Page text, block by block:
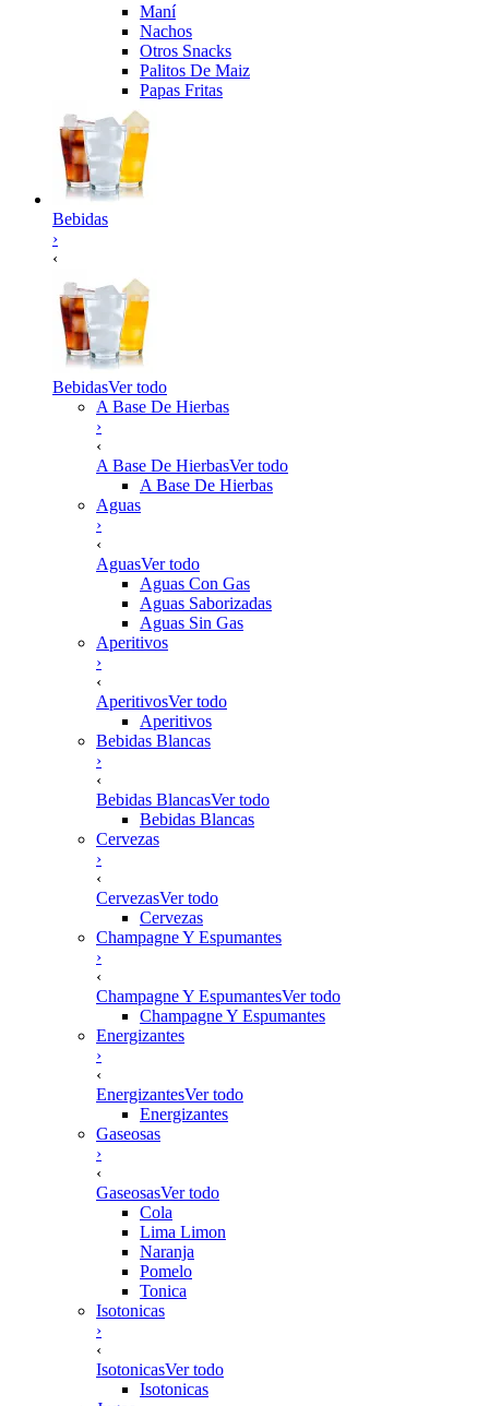
Maní
Nachos
Otros Snacks
Palitos De Maiz
Papas Fritas
Bebidas
›
‹
BebidasVer todo
A Base De Hierbas
›
‹
A Base De HierbasVer todo
A Base De Hierbas
Aguas
›
‹
AguasVer todo
Aguas Con Gas
Aguas Saborizadas
Aguas Sin Gas
Aperitivos
›
‹
AperitivosVer todo
Aperitivos
Bebidas Blancas
›
‹
Bebidas BlancasVer todo
Bebidas Blancas
Cervezas
›
‹
CervezasVer todo
Cervezas
Champagne Y Espumantes
›
‹
Champagne Y EspumantesVer todo
Champagne Y Espumantes
Energizantes
›
‹
EnergizantesVer todo
Energizantes
Gaseosas
›
‹
GaseosasVer todo
Cola
Lima Limon
Naranja
Pomelo
Tonica
Isotonicas
›
‹
IsotonicasVer todo
Isotonicas